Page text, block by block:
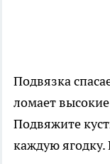
Подвязка
ломает
Подвяжите
каждую ягодку.